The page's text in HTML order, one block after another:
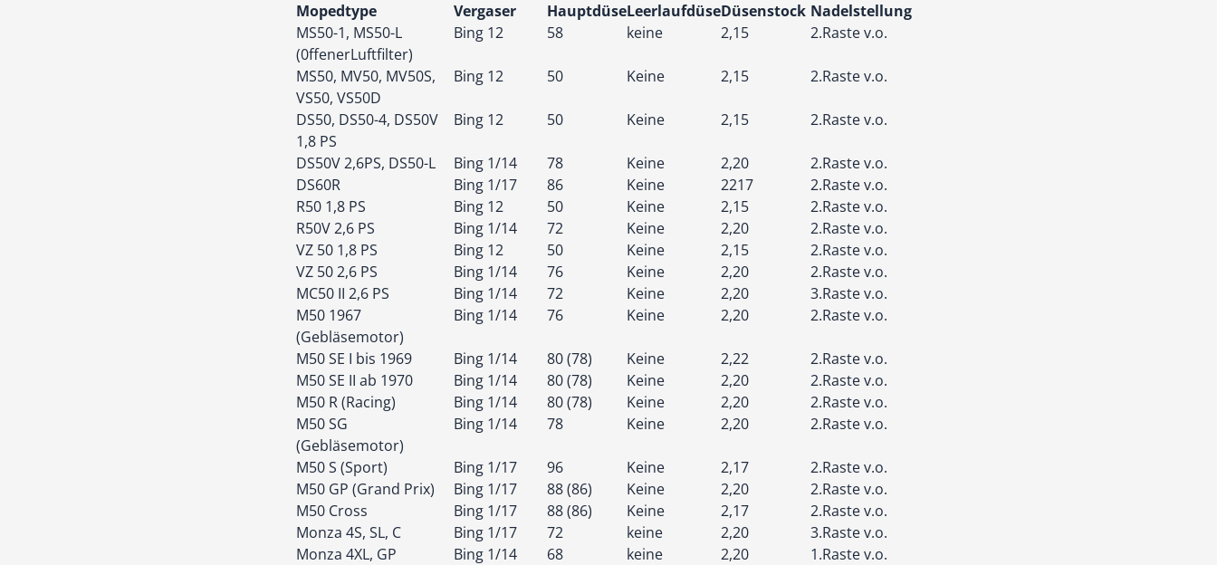
Mopedtype
Vergaser HauptdüseLeerlaufdüseDüsenstock Nadelstellung
MS50-1, MS50-L
(0ffenerLuftfilter)
Bing 12 58 keine 2,15 2.Raste v.o.
MS50, MV50, MV50S,
VS50, VS50D
Bing 12 50 Keine 2,15 2.Raste v.o.
DS50, DS50-4, DS50V
1,8 PS
Bing 12 50 Keine 2,15 2.Raste v.o.
DS50V 2,6PS, DS50-L Bing 1/14 78 Keine 2,20
2.Raste v.o.
DS60R
Bing 1/17 86 Keine 2217
2.Raste v.o.
R50 1,8 PS
Bing 12 50 Keine 2,15
2.Raste v.o.
R50V 2,6 PS
Bing 1/14 72 Keine 2,20
2.Raste v.o.
VZ 50 1,8 PS
Bing 12 50 Keine 2,15
2.Raste v.o.
VZ 50 2,6 PS
Bing 1/14 76 Keine 2,20
2.Raste v.o.
MC50 II 2,6 PS
Bing 1/14 72 Keine 2,20
3.Raste v.o.
M50 1967
(Gebläsemotor)
Bing 1/14 76 Keine 2,20 2.Raste v.o.
M50 SE I bis 1969 Bing 1/14 80 (78) Keine 2,22
2.Raste v.o.
M50 SE II ab 1970
Bing 1/14 80 (78) Keine 2,20
2.Raste v.o.
M50 R (Racing)
Bing 1/14 80 (78) Keine 2,20
2.Raste v.o.
M50 SG
(Gebläsemotor)
Bing 1/14 78 Keine 2,20 2.Raste v.o.
M50 S (Sport) Bing 1/17 96 Keine 2,17
2.Raste v.o.
M50 GP (Grand Prix)
Bing 1/17 88 (86) Keine 2,20
2.Raste v.o.
M50 Cross
Bing 1/17 88 (86) Keine 2,17
2.Raste v.o.
Monza 4S, SL, C
Bing 1/17 72 keine 2,20
3.Raste v.o.
Monza 4XL, GP
Bing 1/14 68 keine 2,20
1.Raste v.o.